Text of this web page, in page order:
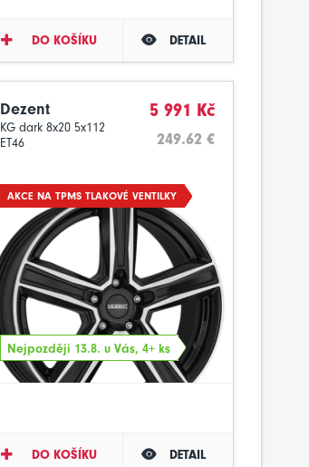
DO KOŠÍKU DETAIL
Dezent
KG dark 8x20 5x112
ET46
5 991 Kč
249.62 €
AKCE NA TPMS TLAKOVÉ VENTILKY
Nejpozději 13.8. u Vás, 4+ ks
DO KOŠÍKU DETAIL